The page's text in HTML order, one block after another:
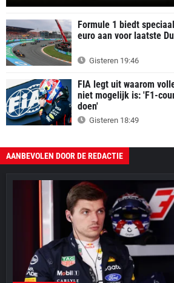
Formule 1 biedt
euro aan voor laatste
Gisteren 19:46
FIA legt uit waarom
niet mogelijk is: 'F1-
doen'
Gisteren 18:49
AANBEVOLEN DOOR DE REDACTIE